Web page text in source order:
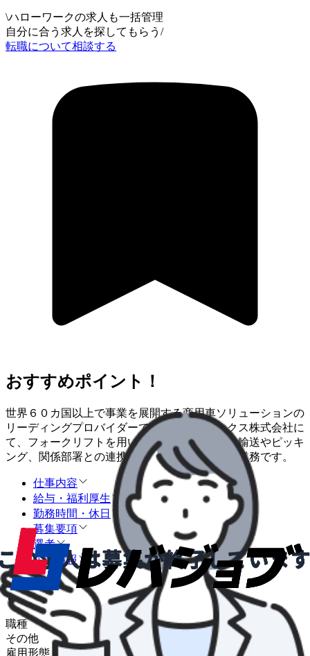
\ハローワークの求人も一括管理
自分に合う求人を探してもらう /
転職について相談する
おすすめポイント！
世界６０カ国以上で事業を展開する商用車ソリューションの
リーディングプロバイダーであるＵＤトラックス株式会社に
て、フォークリフトを用いた車両部品の敷地内輸送やピッキ
ング、関係部署との連携や調整を行う社内物流業務です。
仕事内容
給与・福利厚生
勤務時間・休日
募集要項
選考
企業情報
仕事内容
職種
その他
雇用形態